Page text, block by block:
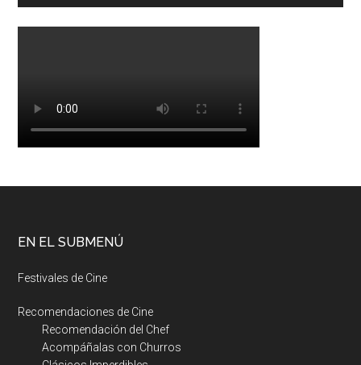
EN EL SUBMENÚ
Festivales de Cine
Recomendaciones de Cine
Recomendación del Chef
Acompáñalas con Churros